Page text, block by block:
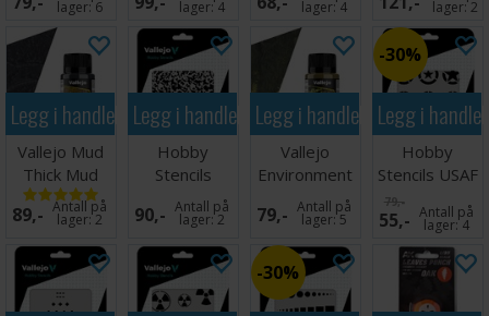
Fine Ver 2
lager:6
WW2
lager:4 lager:4 lager:2
Legg i handlekurven
Vallejo Mud
Thick Mud
Black - 40ml
89,- Antall på
lager:2
Legg i handlekurven
Hobby
Stencils
Weathered
Paint 1:48
90,- Antall på
lager:2
Legg i handlekurven
Vallejo
Environment
Crushed
Grass - 40ml
79,- Antall på
lager:5
Legg i
30%
Hobby
Stencils USAF
Markings
79,-
55,- Antall på
lager:4
30%